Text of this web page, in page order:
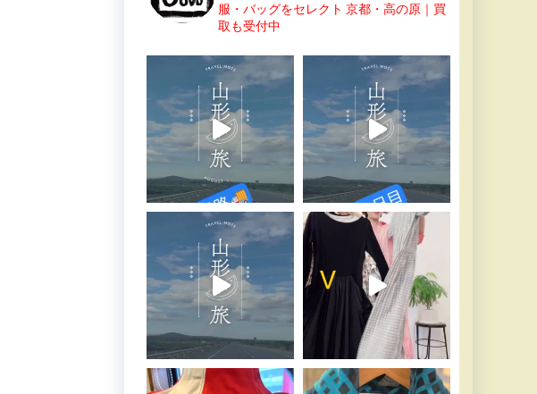
服・バッグをセレクト 京都・高の原｜買
取も受付中